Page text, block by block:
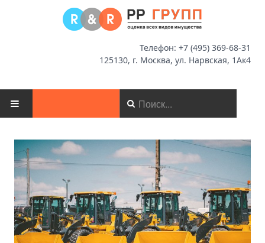
Телефон: +7 (495) 369-68-31
125130, г. Москва, ул. Нарвская, 1Ак4
О КОМПАНИИ
НОВОСТИ
ОЦЕНКА